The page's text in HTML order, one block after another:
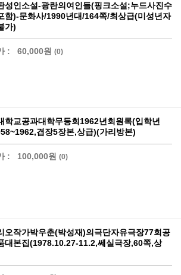
성인소설-광란의여인들(핑크소설;누드사진수
함)-문화사/1990년대/164쪽/최상급(미성년자
가)
: 60,000원 (0)
학교공과대학무등회1962년회원록(입학년
겹장5장본,상급)(가리방본)
: 100,000원 (0)
오작가박우춘(박성재)의극단자유극장77회공
대본집(1978.10.27-11.2,쎄실극장,60쪽,상